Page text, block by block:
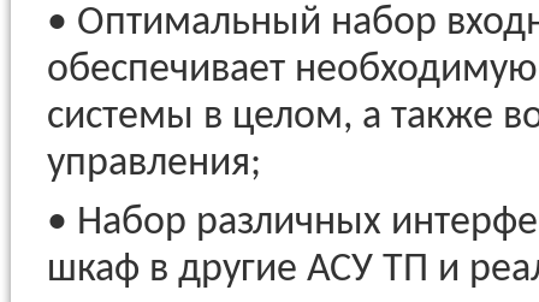
• Оптимальный набор
обеспечивает
системы в целом, а также
управления;
• Набор различных
шкаф в другие АСУ ТП и